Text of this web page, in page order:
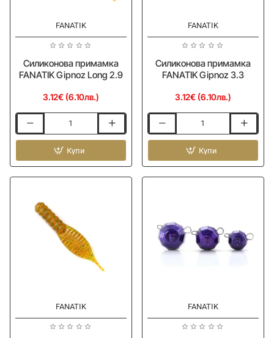
FANATIK
Силиконова примамка
FANATIK Gipnoz Long 2.9
3.12€ (6.10лв.)
примамка
Gipnoz
Long
Купи
FANATIK
Силиконова примамка
FANATIK Gipnoz 3.3
3.12€ (6.10лв.)
примамка
Gipnoz
3.3
Купи
FANATIK FANATIK